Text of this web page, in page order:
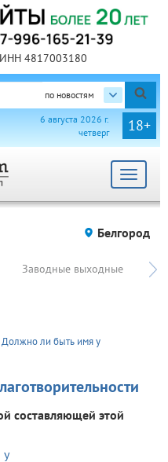
4817003180
по новостям
18+
6 августа 2026 г.
четверг
Toggle
Белгород
Заводные выходные
Должно ли быть имя у
составляющей этой